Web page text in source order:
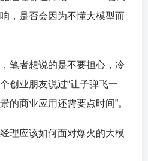
，是否会因为不懂大模型而
笔者想说的是不要担心，冷
创业朋友说过“让子弹飞一
的商业应用还需要点时间”。
理应该如何面对爆火的大模